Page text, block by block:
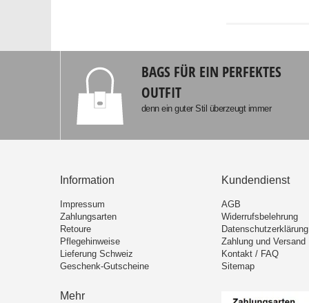
BAGS FÜR EIN PERFEKTES
OUTFIT
denn ein guter Stil überzeugt immer
Information
Impressum
Zahlungsarten
Retoure
Pflegehinweise
Lieferung Schweiz
Geschenk-Gutscheine
Mehr
Kundendienst
AGB
Widerrufsbelehrung
Datenschutzerklärung
Zahlung und Versand
Kontakt / FAQ
Sitemap